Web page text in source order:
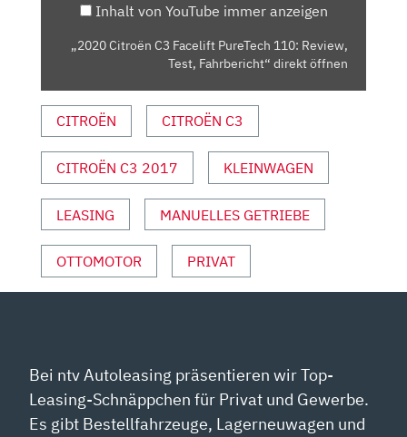
FAHRBERICHT“
ANZEIGEN
Inhalt von YouTube immer anzeigen
„2020 Citroën C3 Facelift PureTech 110: Review,
Test, Fahrbericht“ direkt öffnen
CITROËN CITROËN C3
CITROËN C3 2017 KLEINWAGEN
LEASING MANUELLES GETRIEBE
OTTOMOTOR PRIVAT
Bei ntv Autoleasing präsentieren wir Top-
Leasing-Schnäppchen für Privat und Gewerbe.
Es gibt Bestellfahrzeuge, Lagerneuwagen und